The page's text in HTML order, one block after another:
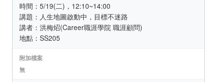
時間：5/19(二)，12:10~14:00
講題：人生地圖啟動中，目標不迷路
講者：洪梅炤(Career職涯學院 職涯顧問)
地點：SS205
附加檔案
無